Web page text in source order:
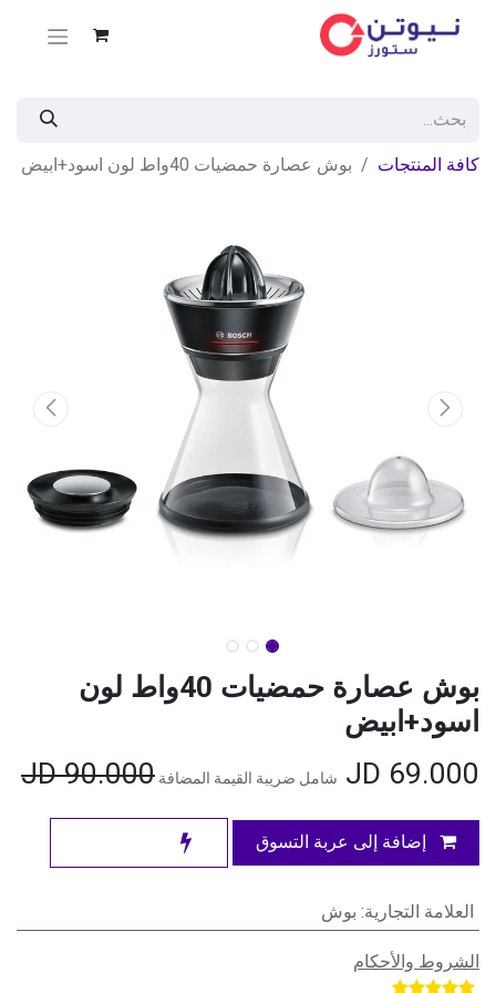
كافة المنتجات بوش عصارة حمضيات 40واط لون اسود+ابيض
بوش عصارة حمضيات 40واط لون
اسود+ابيض
69.000
شامل ضريبة القيمة المضافة 90.000
JD
إضافة إلى عربة التسوق
العلامة التجارية: بوش
الشروط والأحكام